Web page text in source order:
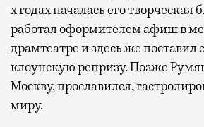
х годах началась его творческая
работал оформителем афиш в
драмтеатре и здесь же поставил
клоунскую репризу. Позже
Москву, прославился,
миру.